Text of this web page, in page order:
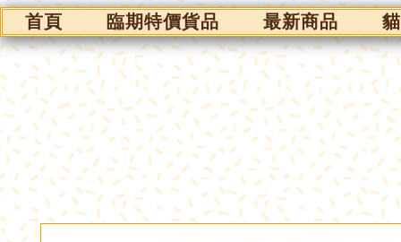
首頁 臨期特價貨品 最新商品